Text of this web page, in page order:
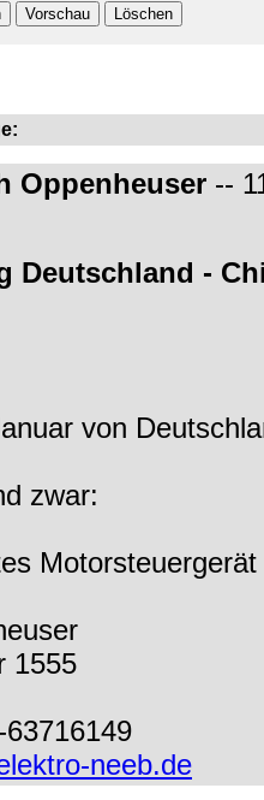
Oppenheuser --
Deutschland -
von
zwar:
1555
neeb.de